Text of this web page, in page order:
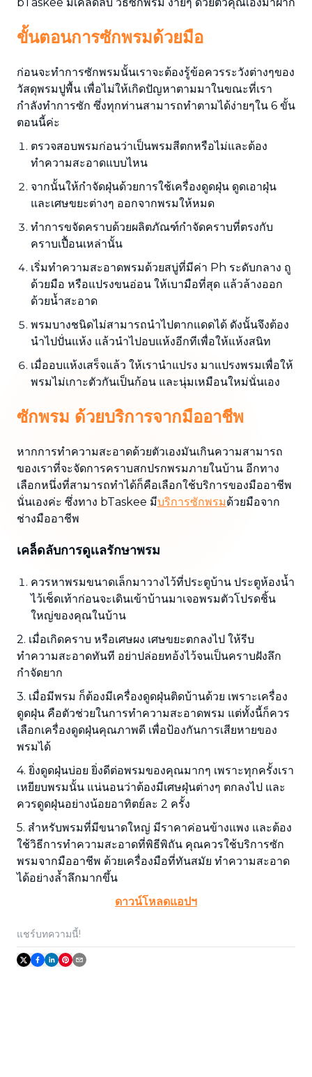
ขั้นตอนการซักพรมด้วยมือ
ก่อนจะทำการซักพรมนั้นเราจะต้องรู้ข้อควรระวังต่างๆของ
วัสดุพรมปูพื้น เพื่อไม่ให้เกิดปัญหาตามมาในขณะที่เรา
กำลังทำการซัก ซึ่งทุกท่านสามารถทำตามได้ง่ายๆใน 6 ขั้น
ตอนนี้ค่ะ
ตรวจสอบพรมก่อนว่าเป็นพรมสีตกหรือไม่และต้อง
ทำความสะอาดแบบไหน
จากนั้นให้กำจัดฝุ่นด้วยการใช้เครื่องดูดฝุ่น ดูดเอาฝุ่น
และเศษขยะต่างๆ ออกจากพรมให้หมด
ทำการขจัดคราบด้วยผลิตภัณฑ์กำจัดคราบที่ตรงกับ
คราบเปื้อนเหล่านั้น
เริ่มทำความสะอาดพรมด้วยสบู่ที่มีค่า Ph ระดับกลาง ถู
ด้วยมือ หรือแปรงขนอ่อน ให้เบามือที่สุด แล้วล้างออก
ด้วยน้ำสะอาด
พรมบางชนิดไม่สามารถนำไปตากแดดได้ ดังนั้นจึงต้อง
นำไปปั่นแห้ง แล้วนำไปอบแห้งอีกทีเพื่อให้แห้งสนิท
เมื่ออบแห้งเสร็จแล้ว ให้เรานำแปรง มาแปรงพรมเพื่อให้
พรมไม่เกาะตัวกันเป็นก้อน และนุ่มเหมือนใหม่นั่นเอง
ซักพรม ด้วยบริการจากมืออาชีพ
หากการทำความสะอาดด้วยตัวเองมันเกินความสามารถ
ของเราที่จะจัดการคราบสกปรกพรมภายในบ้าน อีกทาง
เลือกหนึ่งที่สามารถทำได้ก็คือเลือกใช้บริการของมืออาชีพ
นั่นเองค่ะ ซึ่งทาง bTaskee มีบริการซักพรมด้วยมือจาก
ช่างมืออาชีพ
เคล็ดลับการดูเเลรักษาพรม
ควรหาพรมขนาดเล็กมาวางไว้ที่ประตูบ้าน ประตูห้องน้ำ
ไว้เช็ดเท้าก่อนจะเดินเข้าบ้านมาเจอพรมตัวโปรดชิ้น
ใหญ่ของคุณในบ้าน
2. เมื่อเกิดคราบ หรือเศษผง เศษขยะตกลงไป ให้รีบ
ทำความสะอาดทันที อย่าปล่อยทอ้งไว้จนเป็นคราบฝังลึก
กำจัดยาก
3. เมื่อมีพรม ก็ต้องมีเครื่องดูดฝุ่นติดบ้านด้วย เพราะเครื่อง
ดูดฝุ่น คือตัวช่วยในการทำความสะอาดพรม แต่ทั้งนี้ก็ควร
เลือกเครื่องดูดฝุ่นคุณภาพดี เพื่อป้องกันการเสียหายของ
พรมได้
4. ยิ่งดูดฝุ่นบ่อย ยิ่งดีต่อพรมของคุณมากๆ เพราะทุกครั้งเรา
เหยียบพรมนั้น แน่นอนว่าต้องมีเศษฝุ่นต่างๆ ตกลงไป และ
ควรดูดฝุ่นอย่างน้อยอาทิตย์ละ 2 ครั้ง
5. สำหรับพรมที่มีขนาดใหญ่ มีราคาค่อนข้างแพง และต้อง
ใช้วิธีการทำความสะอาดที่พิธีพิถัน คุณควรใช้บริการซัก
พรมจากมืออาชีพ ด้วยเครื่องมือที่ทันสมัย ทำความสะอาด
ได้อย่างล้ำลึกมากขึ้น
ดาวน์โหลดแอปฯ
แชร์บทความนี้!